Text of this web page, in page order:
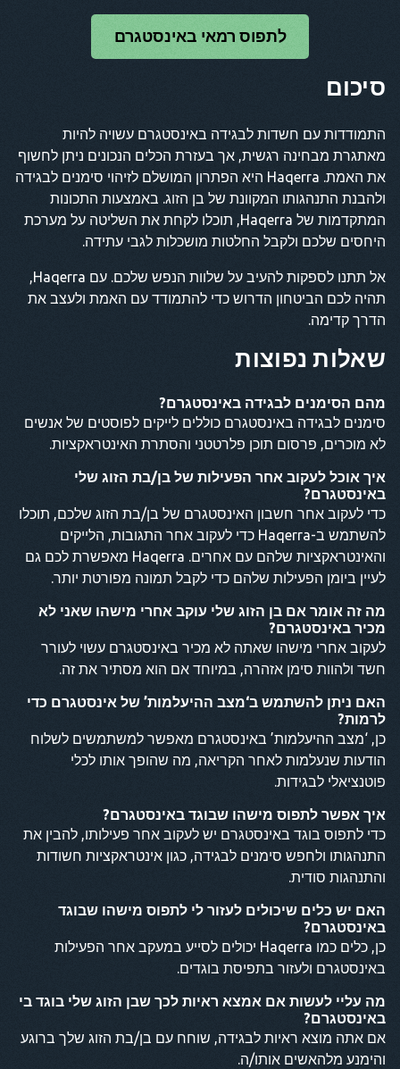
לתפוס רמאי באינסטגרם
סיכום
התמודדות עם חשדות לבגידה באינסטגרם עשויה להיות
מאתגרת מבחינה רגשית, אך בעזרת הכלים הנכונים ניתן לחשוף
את האמת. Haqerra היא הפתרון המושלם לזיהוי סימנים לבגידה
ולהבנת התנהגותו המקוונת של בן הזוג. באמצעות התכונות
המתקדמות של Haqerra, תוכלו לקחת את השליטה על מערכת
היחסים שלכם ולקבל החלטות מושכלות לגבי עתידה.
אל תתנו לספקות להעיב על שלוות הנפש שלכם. עם Haqerra,
תהיה לכם הביטחון הדרוש כדי להתמודד עם האמת ולעצב את
הדרך קדימה.
שאלות נפוצות
מהם הסימנים לבגידה באינסטגרם?
סימנים לבגידה באינסטגרם כוללים לייקים לפוסטים של אנשים
לא מוכרים, פרסום תוכן פלרטטני והסתרת האינטראקציות.
איך אוכל לעקוב אחר הפעילות של בן/בת הזוג שלי
באינסטגרם?
כדי לעקוב אחר חשבון האינסטגרם של בן/בת הזוג שלכם, תוכלו
להשתמש ב-Haqerra כדי לעקוב אחר התגובות, הלייקים
והאינטראקציות שלהם עם אחרים. Haqerra מאפשרת לכם גם
לעיין ביומן הפעילות שלהם כדי לקבל תמונה מפורטת יותר.
מה זה אומר אם בן הזוג שלי עוקב אחרי מישהו שאני לא
מכיר באינסטגרם?
לעקוב אחרי מישהו שאתה לא מכיר באינסטגרם עשוי לעורר
חשד ולהוות סימן אזהרה, במיוחד אם הוא מסתיר את זה.
האם ניתן להשתמש ב‘מצב ההיעלמות’ של אינסטגרם כדי
לרמות?
כן, ‘מצב ההיעלמות’ באינסטגרם מאפשר למשתמשים לשלוח
הודעות שנעלמות לאחר הקריאה, מה שהופך אותו לכלי
פוטנציאלי לבגידות.
איך אפשר לתפוס מישהו שבוגד באינסטגרם?
כדי לתפוס בוגד באינסטגרם יש לעקוב אחר פעילותו, להבין את
התנהגותו ולחפש סימנים לבגידה, כגון אינטראקציות חשודות
והתנהגות סודית.
האם יש כלים שיכולים לעזור לי לתפוס מישהו שבוגד
באינסטגרם?
כן, כלים כמו Haqerra יכולים לסייע במעקב אחר הפעילות
באינסטגרם ולעזור בתפיסת בוגדים.
מה עליי לעשות אם אמצא ראיות לכך שבן הזוג שלי בוגד בי
באינסטגרם?
אם אתה מוצא ראיות לבגידה, שוחח עם בן/בת הזוג שלך ברוגע
והימנע מלהאשים אותו/ה.